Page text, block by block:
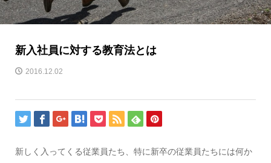
新入社員に対する教育法とは
2016.12.02
新しく入ってくる従業員たち、特に新卒の従業員たちには何か